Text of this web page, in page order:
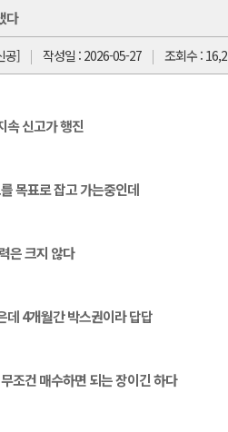
다
공] 작성일 : 2026-05-27 조회수 :
속 신고가 행진
목표로 잡고 가는중인데
은 크지 않다
데 4개월간 박스권이라 답답
조건 매수하면 되는 장이긴 하다